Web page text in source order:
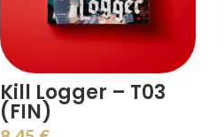
Kill Logger – T03
(FIN)